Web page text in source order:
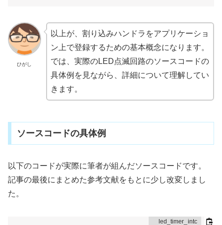
ひがし
以上が、割り込みハンドラをアプリケーショ
ン上で登録するための基本概念になります。
では、実際のLED点滅回路のソースコードの
具体例を見ながら、詳細について理解してい
きます。
ソースコードの具体例
以下のコードが実際に筆者が組んだソースコードです。
記事の最後にまとめた参考文献をもとに少し改変しまし
た。